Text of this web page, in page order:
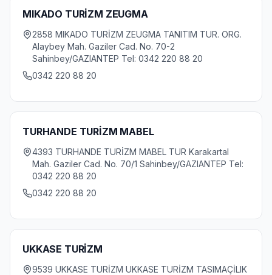
MIKADO TURİZM ZEUGMA
2858 MIKADO TURİZM ZEUGMA TANITIM TUR. ORG.
Alaybey Mah. Gaziler Cad. No. 70-2
Sahinbey/GAZIANTEP Tel: 0342 220 88 20
0342 220 88 20
TURHANDE TURİZM MABEL
4393 TURHANDE TURİZM MABEL TUR Karakartal
Mah. Gaziler Cad. No. 70/1 Sahinbey/GAZIANTEP Tel:
0342 220 88 20
0342 220 88 20
UKKASE TURİZM
9539 UKKASE TURİZM UKKASE TURİZM TASIMAÇİLIK